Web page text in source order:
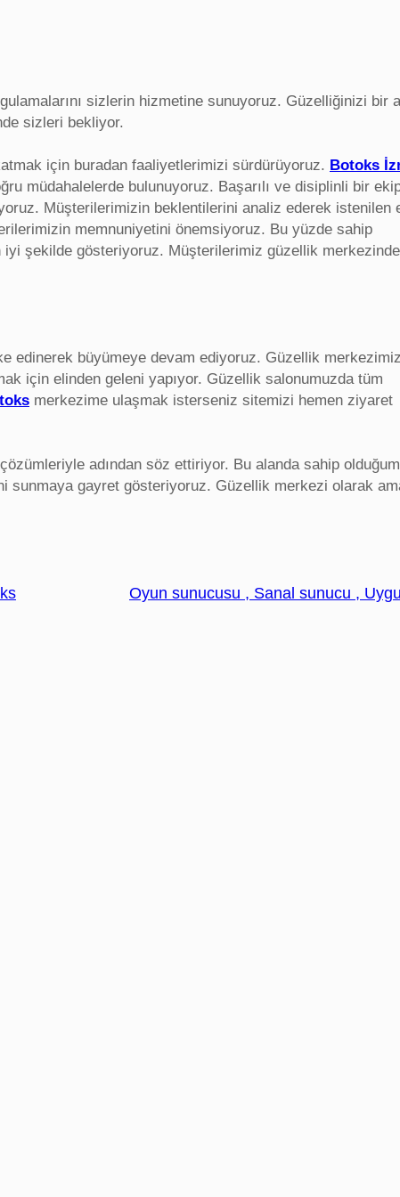
sizlerin hizmetine sunuyoruz. Güzelliğinizi bir
sizleri bekliyor.
için buradan faaliyetlerimizi sürdürüyoruz. Botoks
müdahalelerde bulunuyoruz. Başarılı ve disiplinli bir
Müşterilerimizin beklentilerini analiz ederek istenilen
memnuniyetini önemsiyoruz. Bu yüzde sahip
iyi şekilde gösteriyoruz. Müşterilerimiz güzellik
edinerek büyümeye devam ediyoruz. Güzellik merkezimiz
için elinden geleni yapıyor. Güzellik salonumuzda tüm
merkezime ulaşmak isterseniz sitemizi hemen ziyaret
adından söz ettiriyor. Bu alanda sahip
gayret gösteriyoruz. Güzellik merkezi olarak
Oyun sunucusu , Sanal sunucu ,